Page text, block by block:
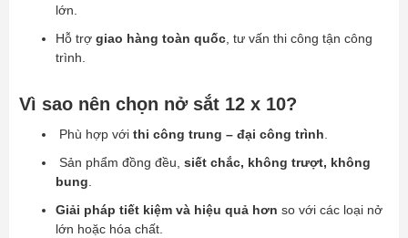
lớn.
Hỗ trợ giao hàng toàn quốc, tư vấn thi công tận công
trình.
Vì sao nên chọn nở sắt 12 x 10?
Phù hợp với thi công trung – đại công trình.
Sản phẩm đồng đều, siết chắc, không trượt, không
bung.
Giải pháp tiết kiệm và hiệu quả hơn so với các loại nở
lớn hoặc hóa chất.